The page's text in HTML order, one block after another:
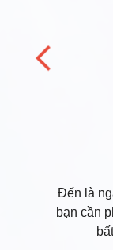
Đến là
bạn cần